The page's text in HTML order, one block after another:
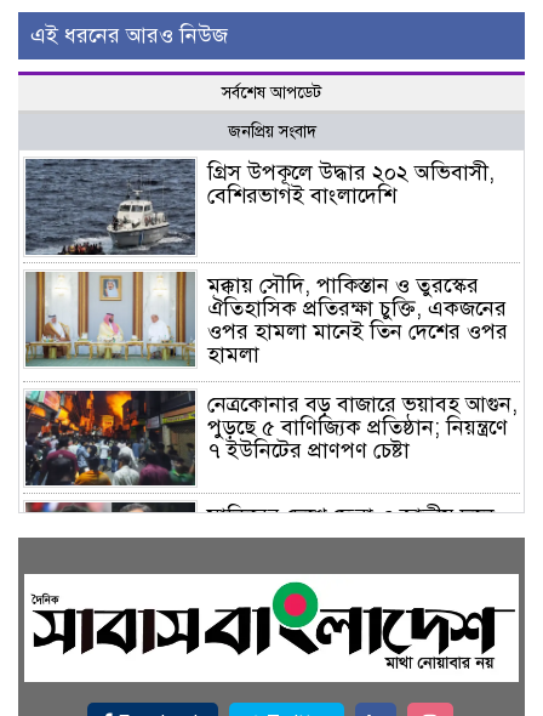
এই ধরনের আরও নিউজ
সর্বশেষ আপডেট
জনপ্রিয় সংবাদ
গ্রিস উপকূলে উদ্ধার ২০২ অভিবাসী,
বেশিরভাগই বাংলাদেশি
মক্কায় সৌদি, পাকিস্তান ও তুরস্কের
ঐতিহাসিক প্রতিরক্ষা চুক্তি, একজনের
ওপর হামলা মানেই তিন দেশের ওপর
হামলা
নেত্রকোনার বড় বাজারে ভয়াবহ আগুন,
পুড়ছে ৫ বাণিজ্যিক প্রতিষ্ঠান; নিয়ন্ত্রণে
৭ ইউনিটের প্রাণপণ চেষ্টা
সাকিবের দেশে ফেরা ও জাতীয় দলে
ফেরার সম্ভাবনা নেই, ইঙ্গিত ক্রীড়া
ফেসবুকে যুক্ত হলো বিকাশ, সহজ
হলো ডিজিটাল পেমেন্ট